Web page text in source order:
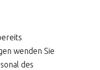
wenden Sie
des